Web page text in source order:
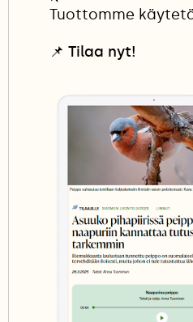
Tuottomme
📌 Tilaa nyt!